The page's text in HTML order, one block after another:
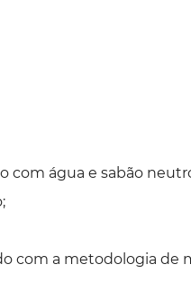
com água e sabão
com a metodologia